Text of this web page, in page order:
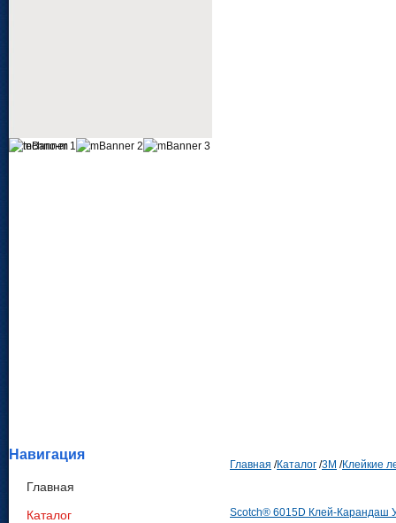
Навигация
Главная
Каталог
Главная /Каталог /3М /Клейкие
Scotch® 6015D Клей-Карандаш